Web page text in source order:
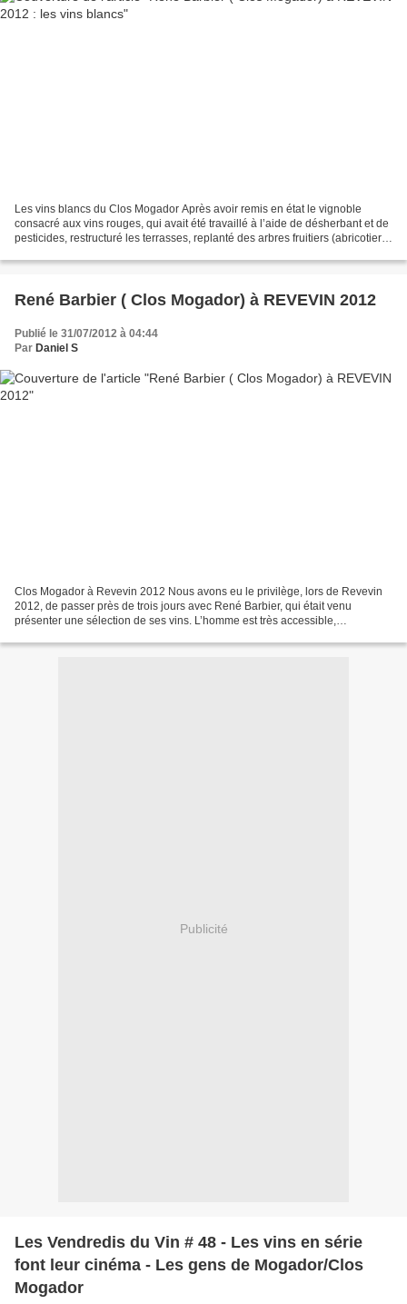
Les vins blancs du Clos Mogador Après avoir remis en état le vignoble
consacré aux vins rouges, qui avait été travaillé à l’aide de désherbant et de
pesticides, restructuré les terrasses, replanté des arbres fruitiers (abricotiers
René Barbier ( Clos Mogador) à REVEVIN 2012
Publié le 31/07/2012 à 04:44
Par Daniel S
Clos Mogador à Revevin 2012 Nous avons eu le privilège, lors de Revevin
2012, de passer près de trois jours avec René Barbier, qui était venu
présenter une sélection de ses vins. L’homme est très accessible,
Publicité
Les Vendredis du Vin # 48 - Les vins en série
font leur cinéma - Les gens de Mogador/Clos
Mogador